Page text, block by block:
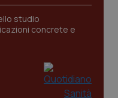
studio
concrete e